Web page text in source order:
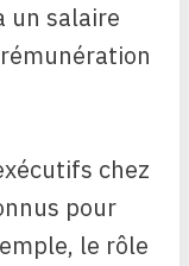
un salaire
chez
pour
le rôle